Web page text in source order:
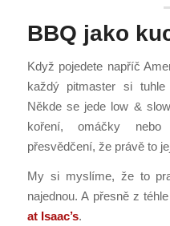
BBQ jako
Když pojedete napříč
každý pitmaster si
Někde se jede low &
koření, omáčky
přesvědčení, že právě to
My si myslíme, že to
najednou. A přesně z
at Isaac’s.